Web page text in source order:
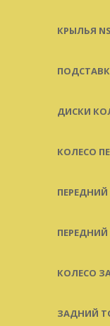
КРЫЛЬЯ
ДИСКИ
КОЛЕСО
ПЕРЕДНИЙ
ПЕРЕДНИЙ
КОЛЕСО
ЗАДНИЙ